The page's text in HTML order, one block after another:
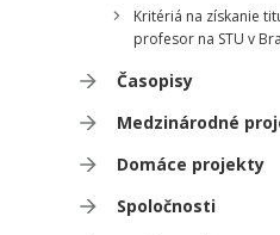
Kritériá na získanie
profesor na STU v
Časopisy
Medzinárodné
Domáce projekty
Spoločnosti